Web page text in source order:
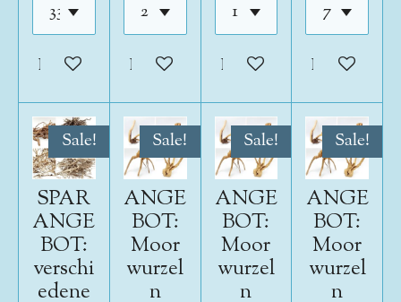
In den WarenkorbIn den WarenkorbIn den Warenkorb
In den
Sale!
SPAR
ANGE
BOT:
verschi
edene
Sale!
ANGE
BOT:
Moor
wurzel
n
Sale!
ANGE
BOT:
Moor
wurzel
n
Sale!
ANGE
BOT:
Moor
wurzel
n